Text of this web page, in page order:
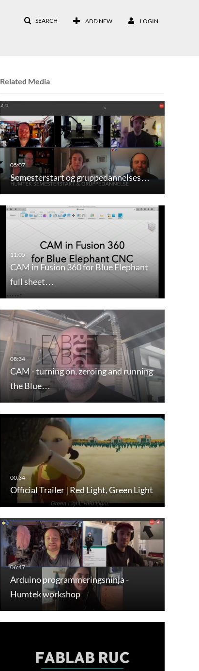
SEARCH ADD NEW LOGIN
Related Media
Semesterstart og gruppedannelses…
CAM in Fusion 360 for Blue Elephant
full sheet…
CAM - turning on, zeroing and running
the Blue…
Official Trailer | Red Light, Green Light
Arduino programmeringsninja -
Humtek workshop